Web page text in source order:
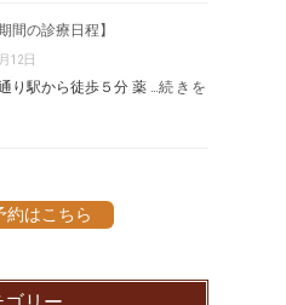
間の診療日程】
12日
り駅から徒歩５分 薬 …続きを
約はこちら